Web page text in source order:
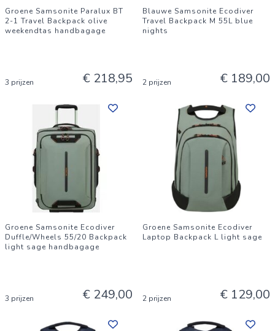
Groene Samsonite Paralux BT
2-1 Travel Backpack olive
weekendtas handbagage
3 prijzen € 218,95
Blauwe Samsonite Ecodiver
Travel Backpack M 55L blue
nights
2 prijzen € 189,00
Groene Samsonite Ecodiver
Duffle/Wheels 55/20 Backpack
light sage handbagage
3 prijzen € 249,00
Groene Samsonite Ecodiver
Laptop Backpack L light sage
2 prijzen € 129,00